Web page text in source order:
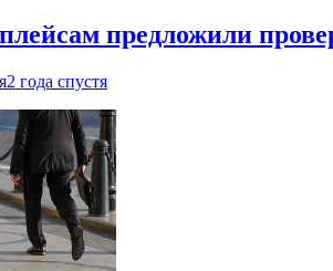
предложили
2 года спустя